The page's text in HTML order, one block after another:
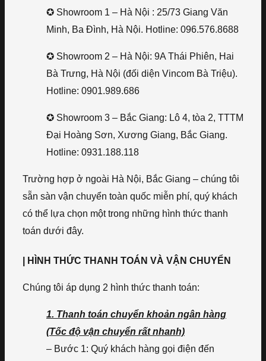
✪ Showroom 1 – Hà Nội : 25/73 Giang Văn
Minh, Ba Đình, Hà Nội. Hotline: 096.576.8688
✪ Showroom 2 – Hà Nội: 9A Thái Phiên, Hai
Bà Trưng, Hà Nội (đối diện Vincom Bà Triệu).
Hotline: 0901.989.686
✪ Showroom 3 – Bắc Giang: Lô 4, tòa 2, TTTM
Đại Hoàng Sơn, Xương Giang, Bắc Giang.
Hotline: 0931.188.118
Trường hợp ở ngoài Hà Nội, Bắc Giang – chúng tôi
sẵn sàn vận chuyển toàn quốc miễn phí, quý khách
có thể lựa chọn một trong những hình thức thanh
toán dưới đây.
| HÌNH THỨC THANH TOÁN VÀ VẬN CHUYỂN
Chúng tôi áp dụng 2 hình thức thanh toán:
1. Thanh toán chuyển khoản ngân hàng
(Tốc độ vận chuyển rất nhanh)
– Bước 1: Quý khách hàng gọi điện đến